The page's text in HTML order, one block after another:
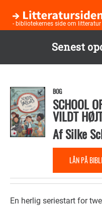
Senest
hovedindhold
- bibliotekernes side om litteratur
BOG
SCHOOL
VILDT
AfSilke
LÅN PÅ
En herlig seriestart for